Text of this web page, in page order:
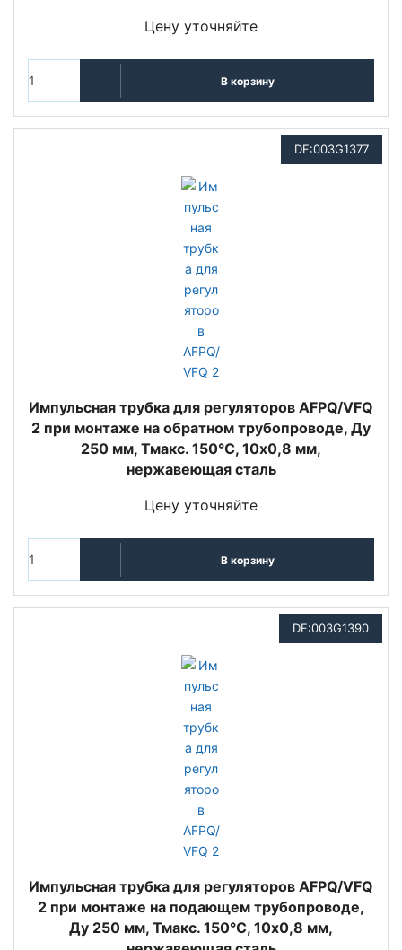
Цену уточняйте
В корзину
DF:003G1377
Импульсная трубка для регуляторов AFPQ/VFQ
2 при монтаже на обратном трубопроводе, Ду
250 мм, Тмакс. 150°С, 10x0,8 мм,
нержавеющая сталь
Цену уточняйте
В корзину
DF:003G1390
Импульсная трубка для регуляторов AFPQ/VFQ
2 при монтаже на подающем трубопроводе,
Ду 250 мм, Тмакс. 150°С, 10x0,8 мм,